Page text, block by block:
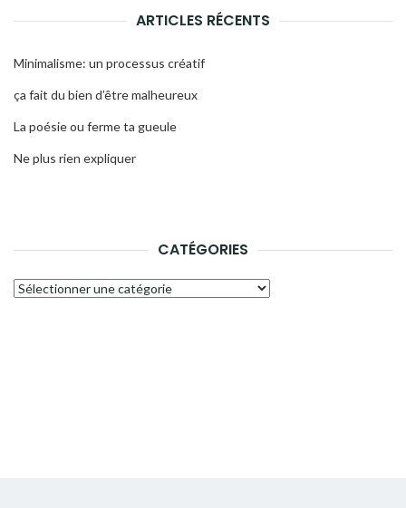
ARTICLES RÉCENTS
Minimalisme: un processus créatif
ça fait du bien d’être malheureux
La poésie ou ferme ta gueule
Ne plus rien expliquer
CATÉGORIES
Catégories